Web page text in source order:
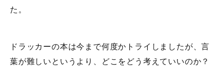
た。
ドラッカーの本は今まで何度かトライしましたが、言
葉が難しいというより、どこをどう考えていいのか？